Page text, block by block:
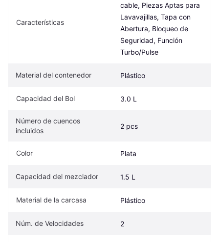
Características
cable, Piezas Aptas para
Lavavajillas, Tapa con
Abertura, Bloqueo de
Seguridad, Función
Turbo/Pulse
Material del contenedor Plástico
Capacidad del Bol 3.0 L
Número de cuencos
incluidos
2 pcs
Color Plata
Capacidad del mezclador 1.5 L
Material de la carcasa Plástico
Núm. de Velocidades 2